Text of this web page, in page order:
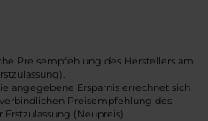
Preisempfehlung des Herstellers am
angegebene Ersparnis errechnet sich
Preisempfehlung des
Erstzulassung (Neupreis).